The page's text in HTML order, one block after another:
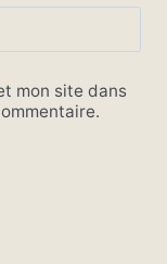
mon site dans